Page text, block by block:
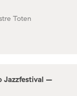
Toten
Jazzfestival –